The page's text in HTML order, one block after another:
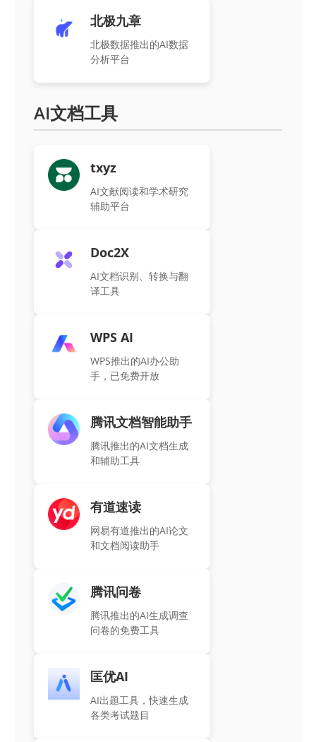
北极九章
北极数据推出的AI数据
分析平台
AI文档工具
txyz
AI文献阅读和学术研究
辅助平台
Doc2X
AI文档识别、转换与翻
译工具
WPS AI
WPS推出的AI办公助
手，已免费开放
腾讯文档智能助手
腾讯推出的AI文档生成
和辅助工具
有道速读
网易有道推出的AI论文
和文档阅读助手
腾讯问卷
腾讯推出的AI生成调查
问卷的免费工具
匡优AI
AI出题工具，快速生成
各类考试题目